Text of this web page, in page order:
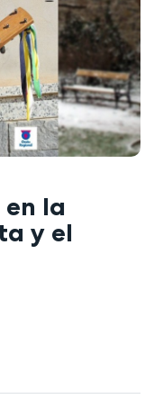
en la
y el